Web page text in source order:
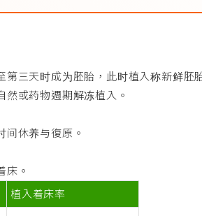
三天时成为胚胎，此时植入称新鲜胚
或药物週期解冻植入。
间休养与復原。
床。
植入着床率